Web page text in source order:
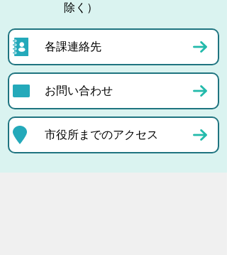
除く）
各課連絡先
お問い合わせ
市役所までのアクセス